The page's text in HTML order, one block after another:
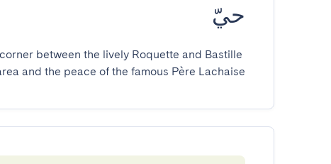
حيّ
between the lively Roquette and Bastille
and the peace of the famous Père Lachaise.